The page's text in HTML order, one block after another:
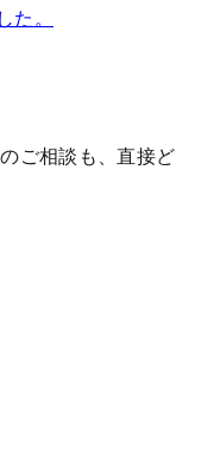
た。
ご相談も、直接ど